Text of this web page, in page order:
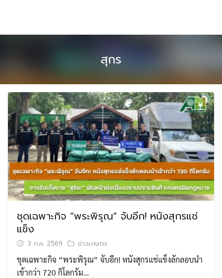
สุกร
ชุดเฉพาะกิจ “พระพิรุณ” จับอีก! หนังสุกรแช่
แข็ง
3 ก.ค. 2569 ข่าวเกษตร
ชุดเฉพาะกิจ “พระพิรุณ” จับอีก! หนังสุกรแช่แข็งลักลอบนำ
เข้ากว่า 720 กิโลกรัม…